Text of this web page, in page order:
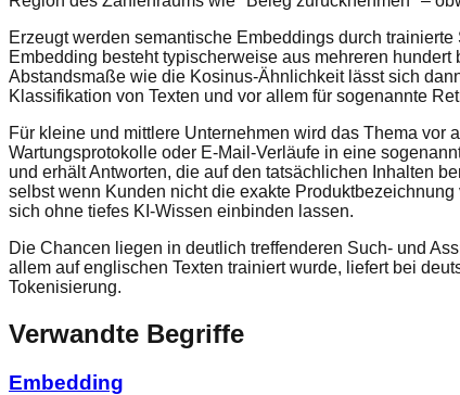
Erzeugt werden semantische Embeddings durch
Embedding besteht typischerweise aus mehreren
Abstandsmaße wie die Kosinus-Ähnlichkeit lässt sich
Klassifikation von Texten und vor allem für sogenannte
Für kleine und mittlere Unternehmen wird das Thema
Wartungsprotokolle oder E-Mail-Verläufe in eine
und erhält Antworten, die auf den tatsächlichen Inhalten
selbst wenn Kunden nicht die exakte
sich ohne tiefes KI-Wissen einbinden lassen.
Die Chancen liegen in deutlich treffenderen Such- und
allem auf englischen Texten trainiert wurde, liefert bei
Tokenisierung.
Verwandte Begriffe
Embedding